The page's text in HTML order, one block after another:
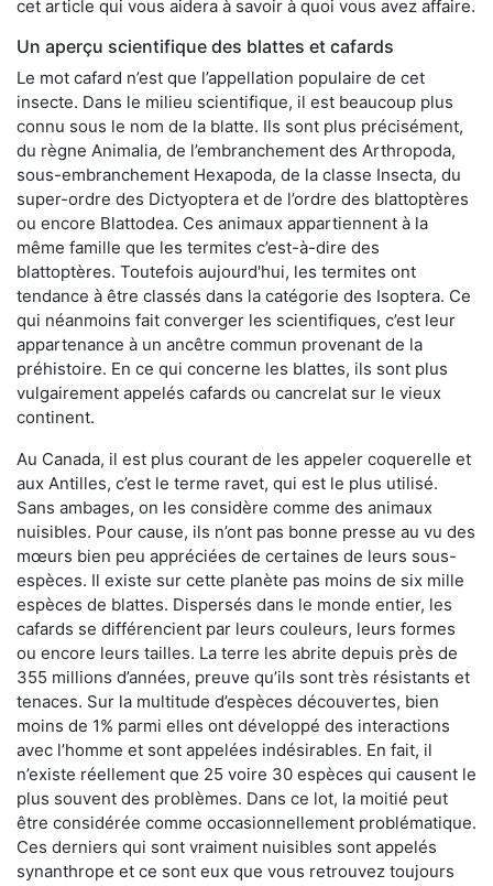
cet article qui vous aidera à savoir à quoi vous avez affaire.
Un aperçu scientifique des blattes et cafards
Le mot cafard n’est que l’appellation populaire de cet
insecte. Dans le milieu scientifique, il est beaucoup plus
connu sous le nom de la blatte. Ils sont plus précisément,
du règne Animalia, de l’embranchement des Arthropoda,
sous-embranchement Hexapoda, de la classe Insecta, du
super-ordre des Dictyoptera et de l’ordre des blattoptères
ou encore Blattodea. Ces animaux appartiennent à la
même famille que les termites c’est-à-dire des
blattoptères. Toutefois aujourd'hui, les termites ont
tendance à être classés dans la catégorie des Isoptera. Ce
qui néanmoins fait converger les scientifiques, c’est leur
appartenance à un ancêtre commun provenant de la
préhistoire. En ce qui concerne les blattes, ils sont plus
vulgairement appelés cafards ou cancrelat sur le vieux
continent.
Au Canada, il est plus courant de les appeler coquerelle et
aux Antilles, c’est le terme ravet, qui est le plus utilisé.
Sans ambages, on les considère comme des animaux
nuisibles. Pour cause, ils n’ont pas bonne presse au vu des
mœurs bien peu appréciées de certaines de leurs sous-
espèces. Il existe sur cette planète pas moins de six mille
espèces de blattes. Dispersés dans le monde entier, les
cafards se différencient par leurs couleurs, leurs formes
ou encore leurs tailles. La terre les abrite depuis près de
355 millions d’années, preuve qu’ils sont très résistants et
tenaces. Sur la multitude d’espèces découvertes, bien
moins de 1% parmi elles ont développé des interactions
avec l’homme et sont appelées indésirables. En fait, il
n’existe réellement que 25 voire 30 espèces qui causent le
plus souvent des problèmes. Dans ce lot, la moitié peut
être considérée comme occasionnellement problématique.
Ces derniers qui sont vraiment nuisibles sont appelés
synanthrope et ce sont eux que vous retrouvez toujours